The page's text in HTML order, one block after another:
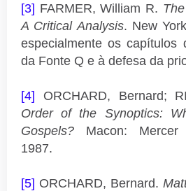
[3] FARMER, William R.
A Critical Analysis. New
especialmente os capítulos
da Fonte Q e à defesa da
[4] ORCHARD, Bernard;
Order of the Synoptics:
Gospels? Macon: Mercer
1987.
[5] ORCHARD, Bernard.